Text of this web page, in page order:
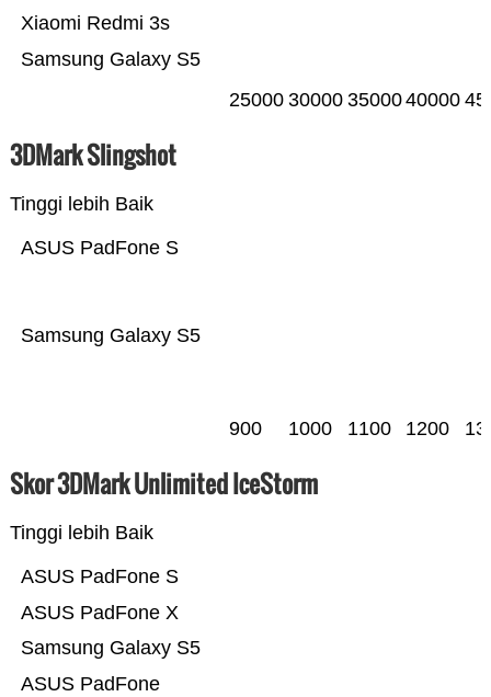
Samsung Galaxy S5
Xiaomi Redmi 3s
25000 30000 3500040000
3DMark Slingshot
Tinggi lebih Baik
Samsung Galaxy S5
ASUS PadFone S
900 1000 1100 1200
Skor 3DMark Unlimited IceStorm
Tinggi lebih Baik
ASUS PadFone
Samsung Galaxy S5
ASUS PadFone X
ASUS PadFone S